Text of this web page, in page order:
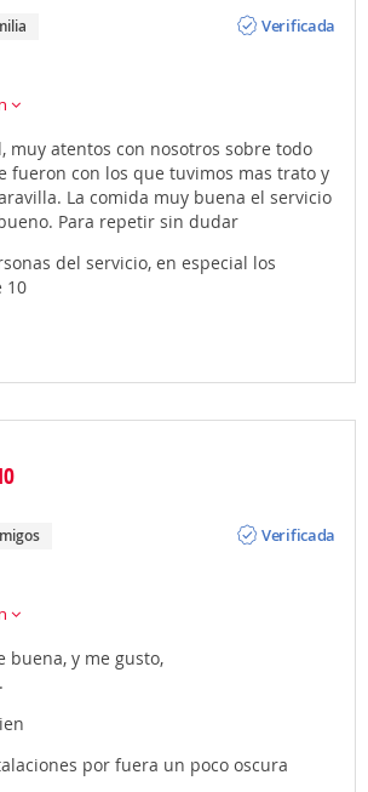
Verificada
muy atentos con nosotros sobre todo
fueron con los que tuvimos mas trato y
La comida muy buena el servicio
Para repetir sin dudar
del servicio, en especial los
10
Verificada
buena, y me gusto,
por fuera un poco oscura